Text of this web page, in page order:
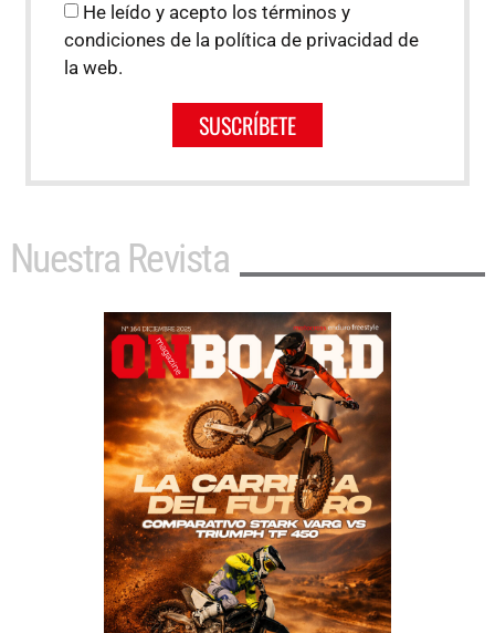
He leído y acepto los términos y
condiciones de la política de privacidad de
la web.
SUSCRÍBETE
Nuestra Revista